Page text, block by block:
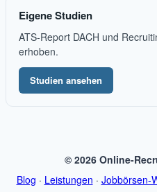
Eigene Studien
ATS-Report DACH und
erhoben.
Studien ansehen
© 2026 Online-
Blog · Leistungen · Jobbörsen-